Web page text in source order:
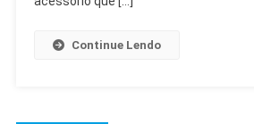
Continue Lendo